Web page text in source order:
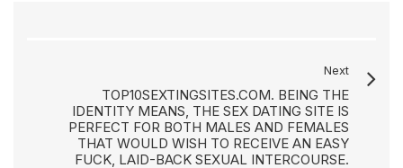
Next
TOP10SEXTINGSITES.COM. BEING THE
IDENTITY MEANS, THE SEX DATING SITE IS
PERFECT FOR BOTH MALES AND FEMALES
THAT WOULD WISH TO RECEIVE AN EASY
FUCK, LAID-BACK SEXUAL INTERCOURSE.